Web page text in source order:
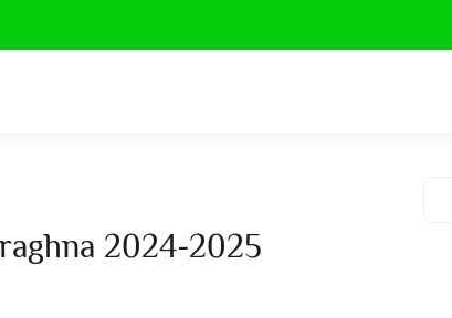
2024-2025